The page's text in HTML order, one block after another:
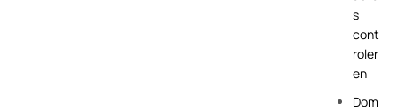
s
cont
roler
en
Dom